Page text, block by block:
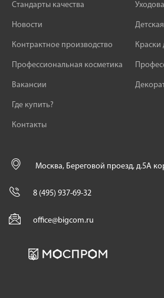
Стандарты качества
Новости
Контрактное производство
Профессиональная косметика
Вакансии
Где купить?
Контакты
Краски
Москва, Береговой проезд, д.5А
8 (495) 937-69-32
office@bigcom.ru